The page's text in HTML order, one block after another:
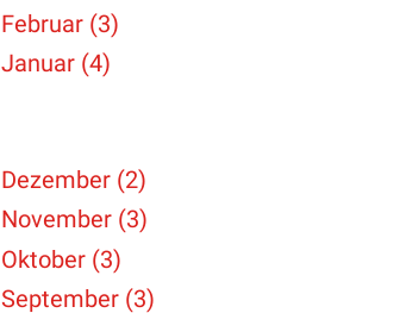
Februar (3)
Januar (4)
Dezember (2)
November (3)
Oktober (3)
September (3)